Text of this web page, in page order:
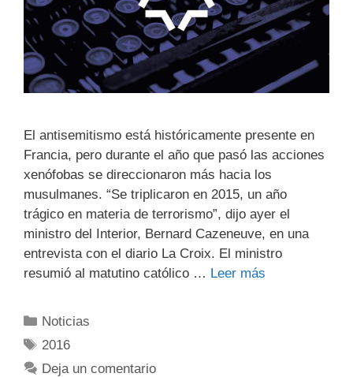
El antisemitismo está históricamente presente en
Francia, pero durante el año que pasó las acciones
xenófobas se direccionaron más hacia los
musulmanes. “Se triplicaron en 2015, un año
trágico en materia de terrorismo”, dijo ayer el
ministro del Interior, Bernard Cazeneuve, en una
entrevista con el diario La Croix. El ministro
resumió al matutino católico … Leer más
Noticias
2016
Deja un comentario